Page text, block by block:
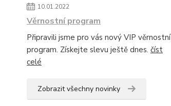
10.01.2022
Věrnostní program
Připravili jsme pro vás nový VIP věrnostní
program. Získejte slevu ještě dnes. číst
celé
Zobrazit všechny novinky